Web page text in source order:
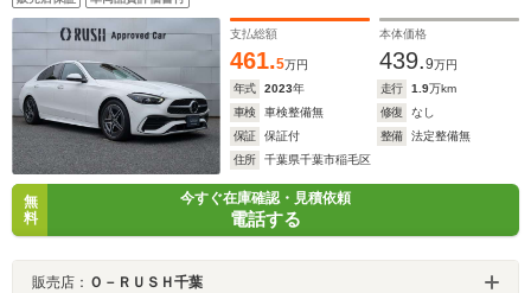
支払総額
461.5万円
本体価格
439.9万円
年式
2023年 走行 1.9万km
車検
車検整備無 修復
なし
保証
保証付 整備
法定整備無
住所
千葉県千葉市稲毛区
無
料
今すぐ在庫確認・見積依頼
電話する
販売店： Ｏ－ＲＵＳＨ千葉